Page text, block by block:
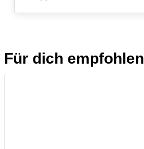
Für dich empfohlen